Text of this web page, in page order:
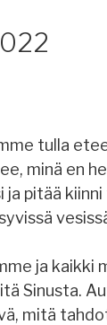
tulla
minä en
ja pitää
ja kaikki
Sinusta.
mitä